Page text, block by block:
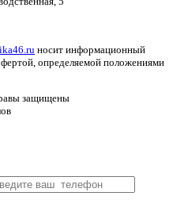
носит информационный
определяемой положениями
защищены